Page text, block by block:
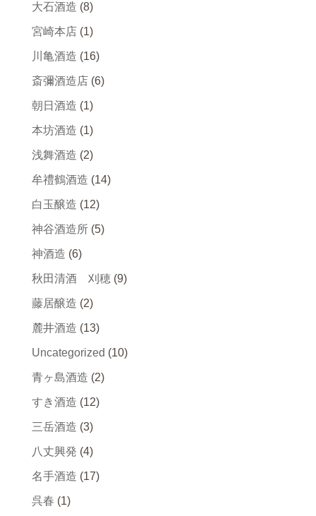
大石酒造 (8)
宮崎本店 (1)
川亀酒造 (16)
斎彌酒造店 (6)
朝日酒造 (1)
本坊酒造 (1)
浅舞酒造 (2)
牟禮鶴酒造 (14)
白玉醸造 (12)
神谷酒造所 (5)
神酒造 (6)
秋田清酒 刈穂 (9)
藤居醸造 (2)
麓井酒造 (13)
Uncategorized (10)
青ヶ島酒造 (2)
すき酒造 (12)
三岳酒造 (3)
八丈興発 (4)
名手酒造 (17)
呉春 (1)